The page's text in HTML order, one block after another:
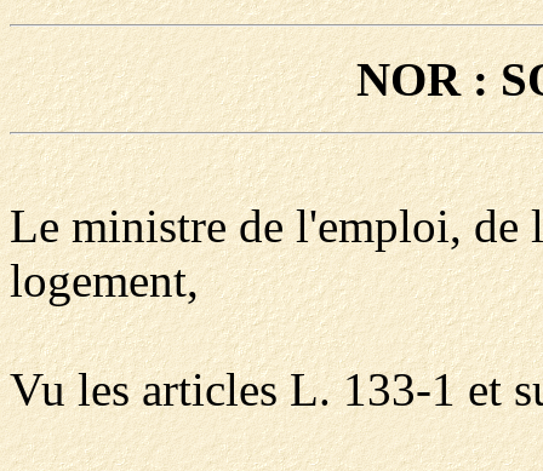
NOR :
Le ministre de l'emploi, de
logement,
Vu les articles L. 133-1 et